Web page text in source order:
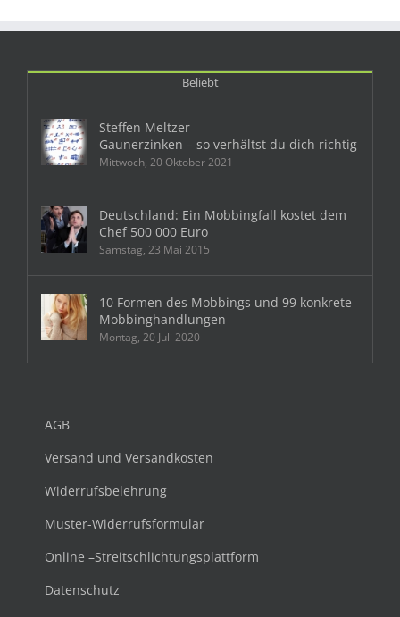
Beliebt
Steffen Meltzer
Gaunerzinken – so verhältst du dich richtig
Mittwoch, 20 Oktober 2021
Deutschland: Ein Mobbingfall kostet dem
Chef 500 000 Euro
Samstag, 23 Mai 2015
10 Formen des Mobbings und 99 konkrete
Mobbinghandlungen
Montag, 20 Juli 2020
AGB
Versand und Versandkosten
Widerrufsbelehrung
Muster-Widerrufsformular
Online –Streitschlichtungsplattform
Datenschutz